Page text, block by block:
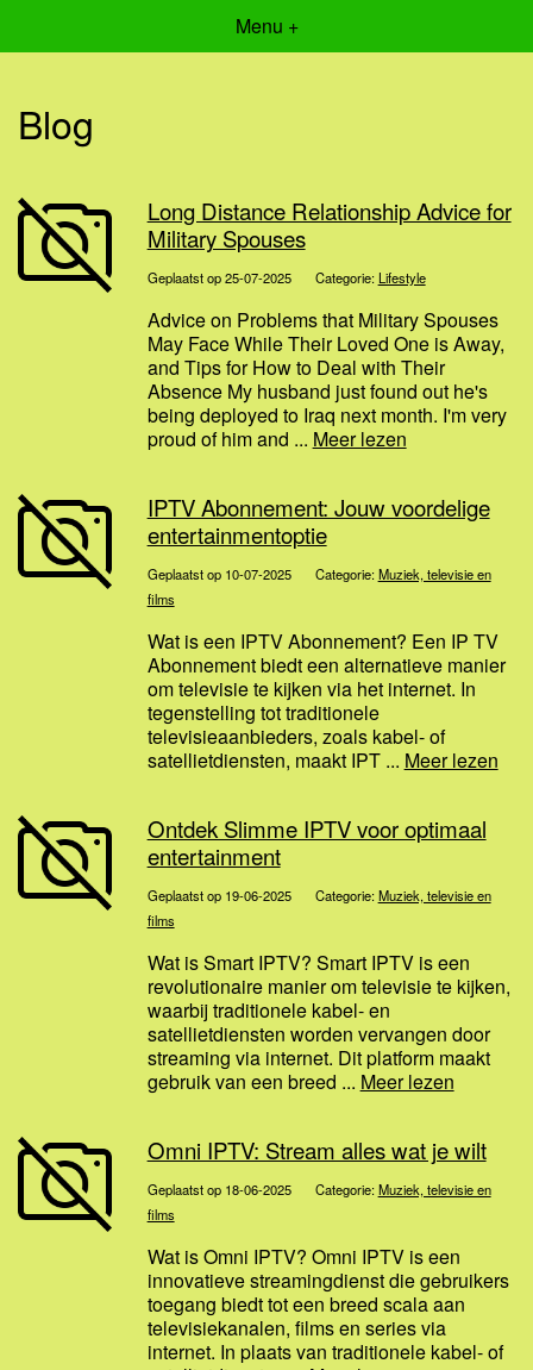
Menu +
Blog
Long Distance Relationship Advice for
Military Spouses
Geplaatst op 25-07-2025 Categorie:Lifestyle
Advice on Problems that Military Spouses
May Face While Their Loved One is Away,
and Tips for How to Deal with Their
Absence My husband just found out he's
being deployed to Iraq next month. I'm very
proud of him and ... Meer lezen
IPTV Abonnement: Jouw voordelige
entertainmentoptie
Geplaatst op 10-07-2025 Categorie:Muziek, televisie en
films
Wat is een IPTV Abonnement? Een IP TV
Abonnement biedt een alternatieve manier
om televisie te kijken via het internet. In
tegenstelling tot traditionele
televisieaanbieders, zoals kabel- of
satellietdiensten, maakt IPT ... Meer lezen
Ontdek Slimme IPTV voor optimaal
entertainment
Geplaatst op 19-06-2025 Categorie:Muziek, televisie en
films
Wat is Smart IPTV? Smart IPTV is een
revolutionaire manier om televisie te kijken,
waarbij traditionele kabel- en
satellietdiensten worden vervangen door
streaming via internet. Dit platform maakt
gebruik van een breed ... Meer lezen
Omni IPTV: Stream alles wat je wilt
Geplaatst op 18-06-2025 Categorie:Muziek, televisie en
films
Wat is Omni IPTV? Omni IPTV is een
innovatieve streamingdienst die gebruikers
toegang biedt tot een breed scala aan
televisiekanalen, films en series via
internet. In plaats van traditionele kabel- of